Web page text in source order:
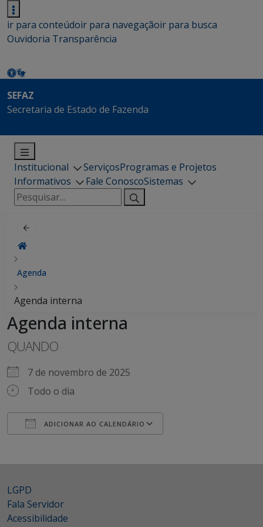
ir para conteúdoir para navegaçãoir para busca
Ouvidoria Transparência
SEFAZ
Secretaria de Estado de Fazenda
Institucional ServiçosProgramas e Projetos
Informativos
Fale ConoscoSistemas
Pesquisar
por:
Agenda
Agenda interna
Agenda interna
QUANDO
7 de novembro de 2025
Todo o dia
ADICIONAR AO CALENDÁRIO
LGPD
Fala Servidor
Acessibilidade